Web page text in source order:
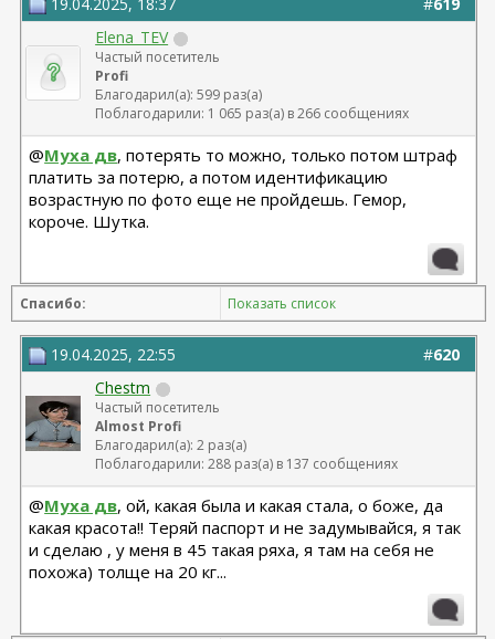
Elena_TEV
Частый посетитель
Profi
Благодарил(а): 599 раз(а)
Поблагодарили: 1 065 раз(а) в 266 сообщениях
@Муха дв, потерять то можно, только потом штраф
платить за потерю, а потом идентификацию
возрастную по фото еще не пройдешь. Гемор,
короче. Шутка.
Спасибо: Показать список
#620
19.04.2025, 22:55
Chestm
Частый посетитель
Almost Profi
Благодарил(а): 2 раз(а)
Поблагодарили: 288 раз(а) в 137 сообщениях
@Муха дв, ой, какая была и какая стала, о боже, да
какая красота!! Теряй паспорт и не задумывайся, я так
и сделаю , у меня в 45 такая ряха, я там на себя не
похожа) толще на 20 кг...